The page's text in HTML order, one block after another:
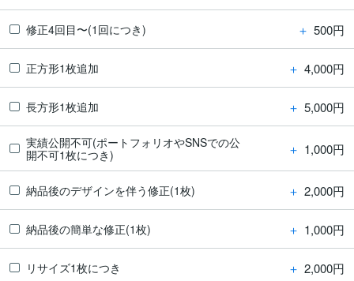
修正4回目〜(1回につき) ＋ 500円
正方形1枚追加 ＋ 4,000円
長方形1枚追加 ＋ 5,000円
実績公開不可(ポートフォリオやSNSでの公
開不可1枚につき)
＋ 1,000円
納品後のデザインを伴う修正(1枚) ＋ 2,000円
納品後の簡単な修正(1枚) ＋ 1,000円
リサイズ1枚につき ＋ 2,000円